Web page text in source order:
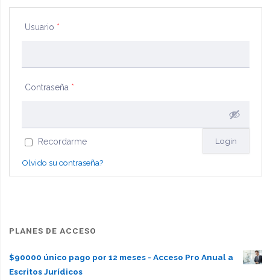
Usuario *
Contraseña *
Recordarme
Olvido su contraseña?
PLANES DE ACCESO
$90000 único pago por 12 meses - Acceso Pro Anual a
Escritos Jurídicos